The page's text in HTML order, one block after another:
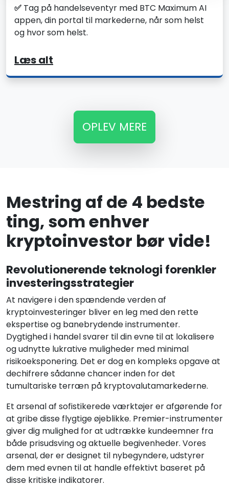
✅ Tag på handelseventyr med BTC Maximum AI
appen, din portal til markederne, når som helst
og hvor som helst.
Læs alt
OPLEV MERE
Mestring af de 4 bedste
ting, som enhver
kryptoinvestor bør vide!
Revolutionerende teknologi forenkler
investeringsstrategier
At navigere i den spændende verden af
kryptoinvesteringer bliver en leg med den rette
ekspertise og banebrydende instrumenter.
Dygtighed i handel svarer til din evne til at lokalisere
og udnytte lukrative muligheder med minimal
risikoeksponering. Det er dog en kompleks opgave at
dechifrere sådanne chancer inden for det
tumultariske terræn på kryptovalutamarkederne.
Et arsenal af sofistikerede værktøjer er afgørende for
at gribe disse flygtige øjeblikke. Premier-instrumenter
giver dig mulighed for at udtrække kundeemner fra
både prisudsving og aktuelle begivenheder. Vores
arsenal, der er designet til nybegyndere, udstyrer
dem med evnen til at handle effektivt baseret på
disse kritiske indikatorer.